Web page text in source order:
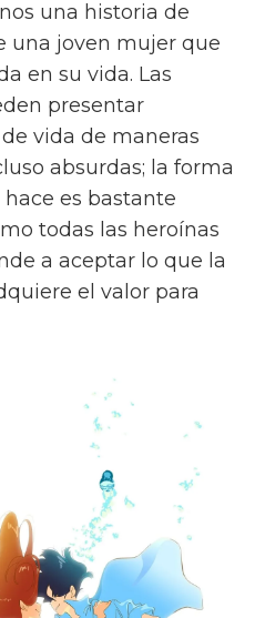
una historia de
una joven mujer que
en su vida. Las
presentar
vida de maneras
absurdas; la forma
es bastante
todas las heroínas
a aceptar lo que la
el valor para